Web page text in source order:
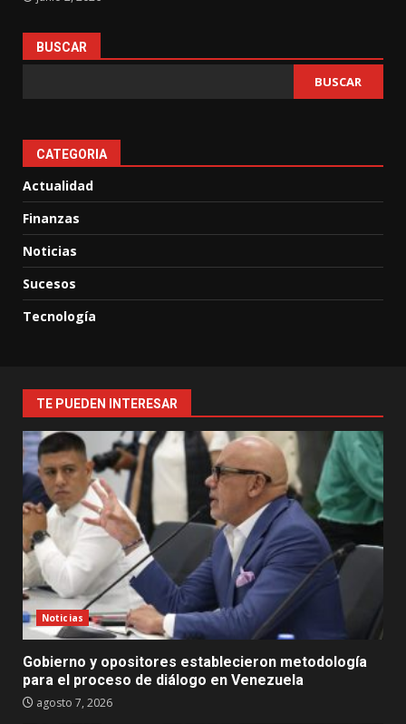
BUSCAR
BUSCAR
CATEGORIA
Actualidad
Finanzas
Noticias
Sucesos
Tecnología
TE PUEDEN INTERESAR
Noticias
Gobierno y opositores establecieron metodología
para el proceso de diálogo en Venezuela
agosto 7, 2026